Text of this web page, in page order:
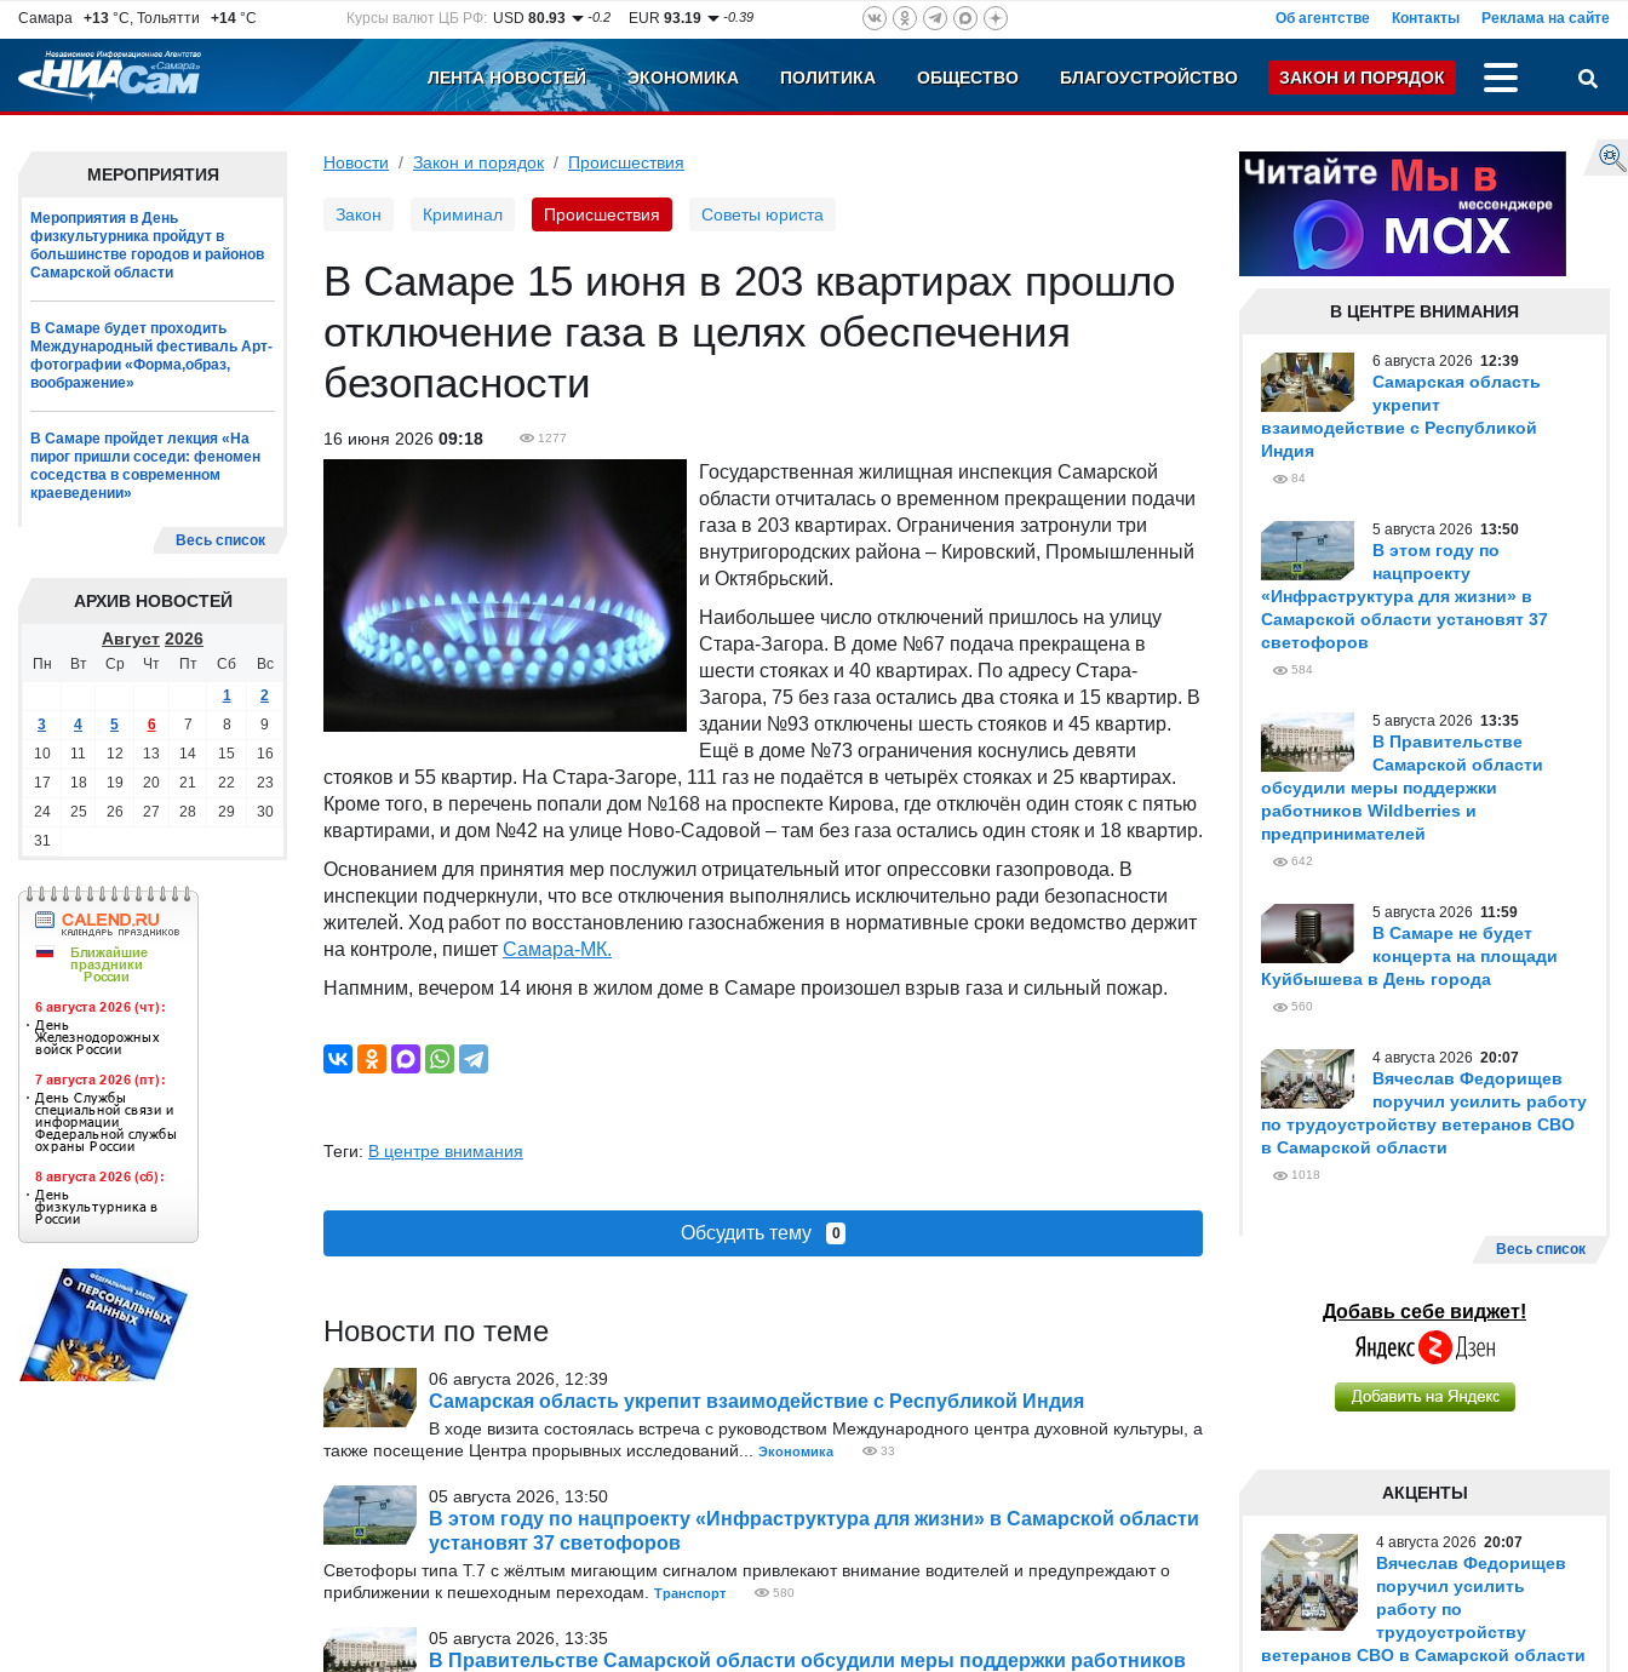
Самара +13 °C, Тольятти +14 °C Курсы валют ЦБ РФ: USD80.93 -0.2 EUR93.19 -0.39 Об агентстве Контакты Реклама на сайте
ЛЕНТА НОВОСТЕЙ ЭКОНОМИКА ПОЛИТИКА ОБЩЕСТВО БЛАГОУСТРОЙСТВО ЗАКОН И ПОРЯДОК
МЕРОПРИЯТИЯ
Мероприятия в День
физкультурника пройдут в
большинстве городов и районов
Самарской области
В Самаре будет проходить
Международный фестиваль Арт-
фотографии «Форма,образ,
воображение»
В Самаре пройдет лекция «На
пирог пришли соседи: феномен
соседства в современном
краеведении»
Весь список
АРХИВ НОВОСТЕЙ
Август 2026
Пн Вт Ср Чт Пт Сб
Вс
1
2
3
4 5 6 7 8
9
10
11 12 13 14 15
16
17
18 19 20 21 22
23
24
25 26 27 28 29
30
31
Новости Закон и порядок Происшествия
Закон Криминал Происшествия Советы юриста
В Самаре 15 июня в 203 квартирах прошло
отключение газа в целях обеспечения
безопасности
16 июня 2026 09:18 1277
Государственная жилищная инспекция Самарской
области отчиталась о временном прекращении подачи
газа в 203 квартирах. Ограничения затронули три
внутригородских района – Кировский, Промышленный
и Октябрьский.
Наибольшее число отключений пришлось на улицу
Стара-Загора. В доме №67 подача прекращена в
шести стояках и 40 квартирах. По адресу Стара-
Загора, 75 без газа остались два стояка и 15 квартир. В
здании №93 отключены шесть стояков и 45 квартир.
Ещё в доме №73 ограничения коснулись девяти
стояков и 55 квартир. На Стара-Загоре, 111 газ не подаётся в четырёх стояках и 25 квартирах.
Кроме того, в перечень попали дом №168 на проспекте Кирова, где отключён один стояк с пятью
квартирами, и дом №42 на улице Ново-Садовой – там без газа остались один стояк и 18 квартир.
Основанием для принятия мер послужил отрицательный итог опрессовки газопровода. В
инспекции подчеркнули, что все отключения выполнялись исключительно ради безопасности
жителей. Ход работ по восстановлению газоснабжения в нормативные сроки ведомство держит
на контроле, пишет Самара-МК.
Напмним, вечером 14 июня в жилом доме в Самаре произошел взрыв газа и сильный пожар.
Теги: В центре внимания
Обсудить тему 0
Новости по теме
06 августа 2026, 12:39
Самарская область укрепит взаимодействие с Республикой Индия
В ходе визита состоялась встреча с руководством Международного центра духовной культуры, а
также посещение Центра прорывных исследований...
Экономика 33
05 августа 2026, 13:50
В этом году по нацпроекту «Инфраструктура для жизни» в Самарской области
установят 37 светофоров
Светофоры типа Т.7 с жёлтым мигающим сигналом привлекают внимание водителей и предупреждают о
приближении к пешеходным переходам.
Транспорт 580
05 августа 2026, 13:35
В Правительстве Самарской области обсудили меры поддержки работников
В ЦЕНТРЕ ВНИМАНИЯ
6 августа 2026 12:39
Самарская область
укрепит
взаимодействие с Республикой
Индия
84
5 августа 2026 13:50
В этом году по
нацпроекту
«Инфраструктура для жизни» в
Самарской области установят 37
светофоров
584
5 августа 2026 13:35
В Правительстве
Самарской области
обсудили меры поддержки
работников Wildberries и
предпринимателей
642
5 августа 2026 11:59
В Самаре не будет
концерта на площади
Куйбышева в День города
560
4 августа 2026 20:07
Вячеслав Федорищев
поручил усилить работу
по трудоустройству ветеранов СВО
в Самарской области
1018
Весь список
Добавь себе виджет!
АКЦЕНТЫ
4 августа 2026 20:07
Вячеслав Федорищев
поручил усилить
работу по
трудоустройству
ветеранов СВО в Самарской области